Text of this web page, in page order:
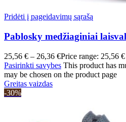
Pridėti į pageidavimų sąrašą
Pablosky medžiaginiai
25,56 € – 26,36 €Price range: 25,56
Pasirinkti savybes This product has
may be chosen on the product page
Greitas vaizdas
-30%